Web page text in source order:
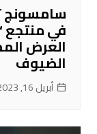
سامسونج
في منتجع
الضيوف
أبريل 16, 2023